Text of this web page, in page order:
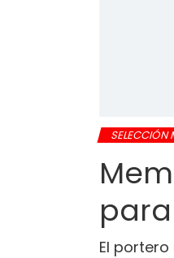
SELECCIÓN
El